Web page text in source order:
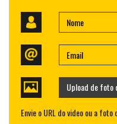
Upload de foto
Envie o URL do video ou a